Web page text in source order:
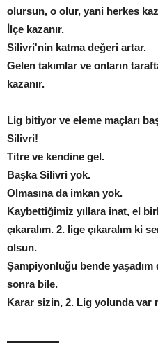
olursun, o olur, yani herkes
İlçe kazanır.
Silivri'nin katma değeri artar.
Gelen takımlar ve onların
kazanır.
Lig bitiyor ve eleme maçları
Silivri!
Titre ve kendine gel.
Başka Silivri yok.
Olmasına da imkan yok.
Kaybettiğimiz yıllara inat, el
çıkaralım. 2. lige çıkaralım ki
olsun.
Şampiyonluğu bende
sonra bile.
Karar sizin, 2. Lig yolunda var